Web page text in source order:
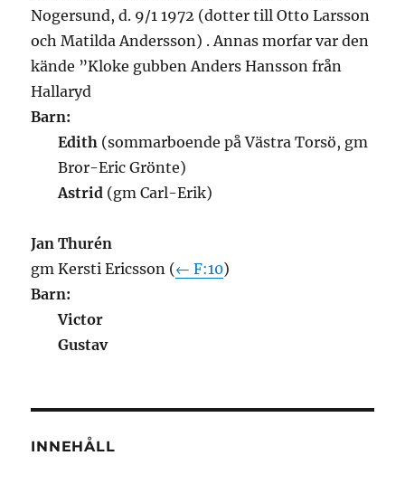
Nogersund, d. 9/1 1972 (dotter till Otto Larsson
och Matilda Andersson) . Annas morfar var den
kände ”Kloke gubben Anders Hansson från
Hallaryd
Barn:
Edith (sommarboende på Västra Torsö, gm
Bror-Eric Grönte)
Astrid (gm Carl-Erik)
Jan Thurén
gm Kersti Ericsson (← F:10)
Barn:
Victor
Gustav
INNEHÅLL